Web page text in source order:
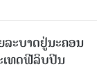
ລະບາດຢູ່ນະຄອນ
ເທດຟີລິບປິນ